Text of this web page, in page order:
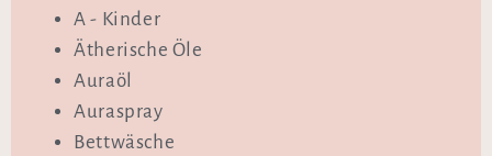
A - Kinder
Ätherische Öle
Auraöl
Auraspray
Bettwäsche